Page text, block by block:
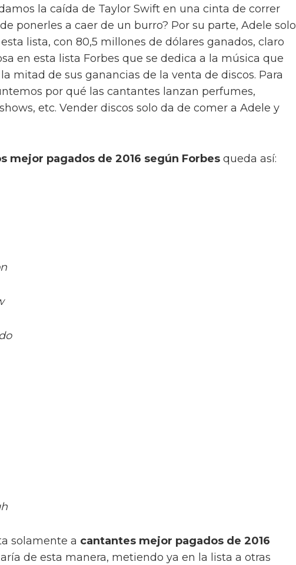
la caída de Taylor Swift en una cinta de correr
ponerles a caer de un burro? Por su parte, Adele solo
lista, con 80,5 millones de dólares ganados, claro
en esta lista Forbes que se dedica a la música que
mitad de sus ganancias de la venta de discos. Para
por qué las cantantes lanzan perfumes,
etc. Vender discos solo da de comer a Adele y
mejor pagados de 2016 según Forbes queda así:
solamente a cantantes mejor pagados de 2016
de esta manera, metiendo ya en la lista a otras